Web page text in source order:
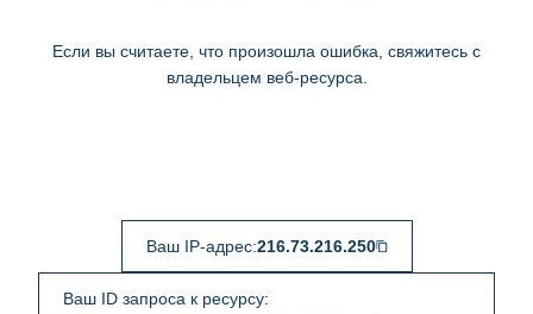
Если вы считаете, что произошла ошибка, свяжитесь с
владельцем веб-ресурса.
Ваш IP-адрес:216.73.216.250
Ваш ID запроса к ресурсу: